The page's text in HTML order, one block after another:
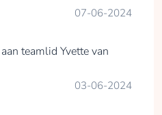
07-06-2024
aan teamlid Yvette van
03-06-2024